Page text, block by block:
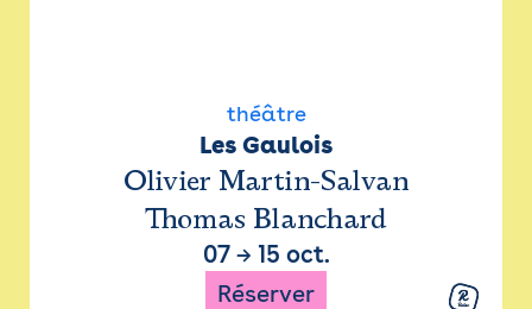
théâtre
Les Gaulois
Olivier Martin-Salvan
Thomas Blanchard
07→ 15 oct.
Réserver